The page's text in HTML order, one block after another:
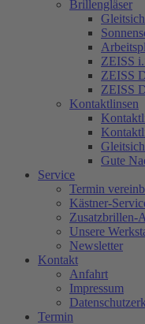
Brillengläser
ZEISS
ZEISS
ZEISS
Kontaktlinsen
Gute
Service
Termin
Kästner-
Zusatzbrillen-
Unsere
Newsletter
Kontakt
Anfahrt
Impressum
Termin